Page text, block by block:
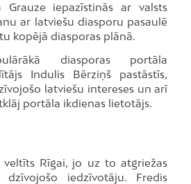
Grauze iepazīstinās ar valsts
ar latviešu diasporu pasaulē
kopējā diasporas plānā.
diasporas portāla
Indulis Bērziņš pastāstīs,
latviešu intereses un arī
portāla ikdienas lietotājs.
Rīgai, jo uz to atgriežas
dzīvojošo iedzīvotāju. Fredis